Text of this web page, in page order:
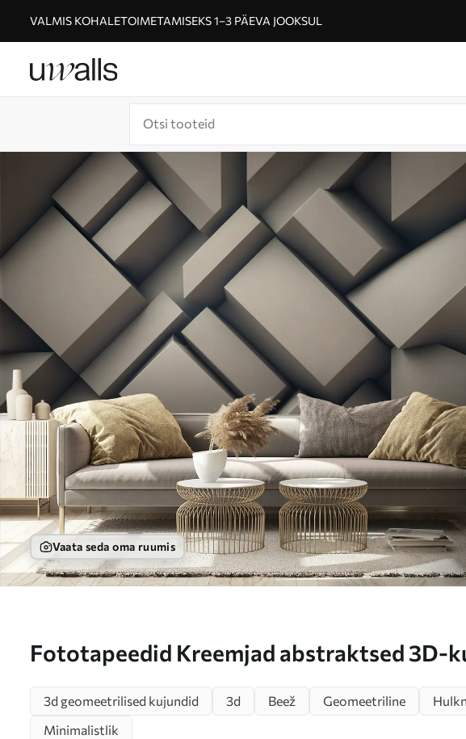
VALMIS KOHALETOIMETAMISEKS 1–3 PÄEVA JOOKSUL
Vaata seda oma ruumis
Fototapeedid Kreemjad abstraktsed 3D-
3d geomeetrilised kujundid 3d Beež Geomeetriline
Minimalistlik